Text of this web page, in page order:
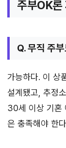
주부OK론
Q. 무직 주
가능하다. 이 상
설계됐고, 추정
30세 이상 기혼
은 충족해야 한